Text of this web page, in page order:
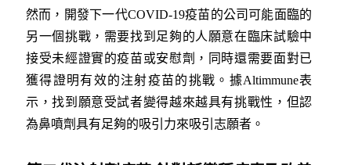
然而，開發下一代COVID-19疫苗的公司可能面臨的
另一個挑戰，需要找到足夠的人願意在臨床試驗中
接受未經證實的疫苗或安慰劑，同時還需要面對已
獲得證明有效的注射疫苗的挑戰。據Altimmune表
示，找到願意受試者變得越來越具有挑戰性，但認
為鼻噴劑具有足夠的吸引力來吸引志願者。